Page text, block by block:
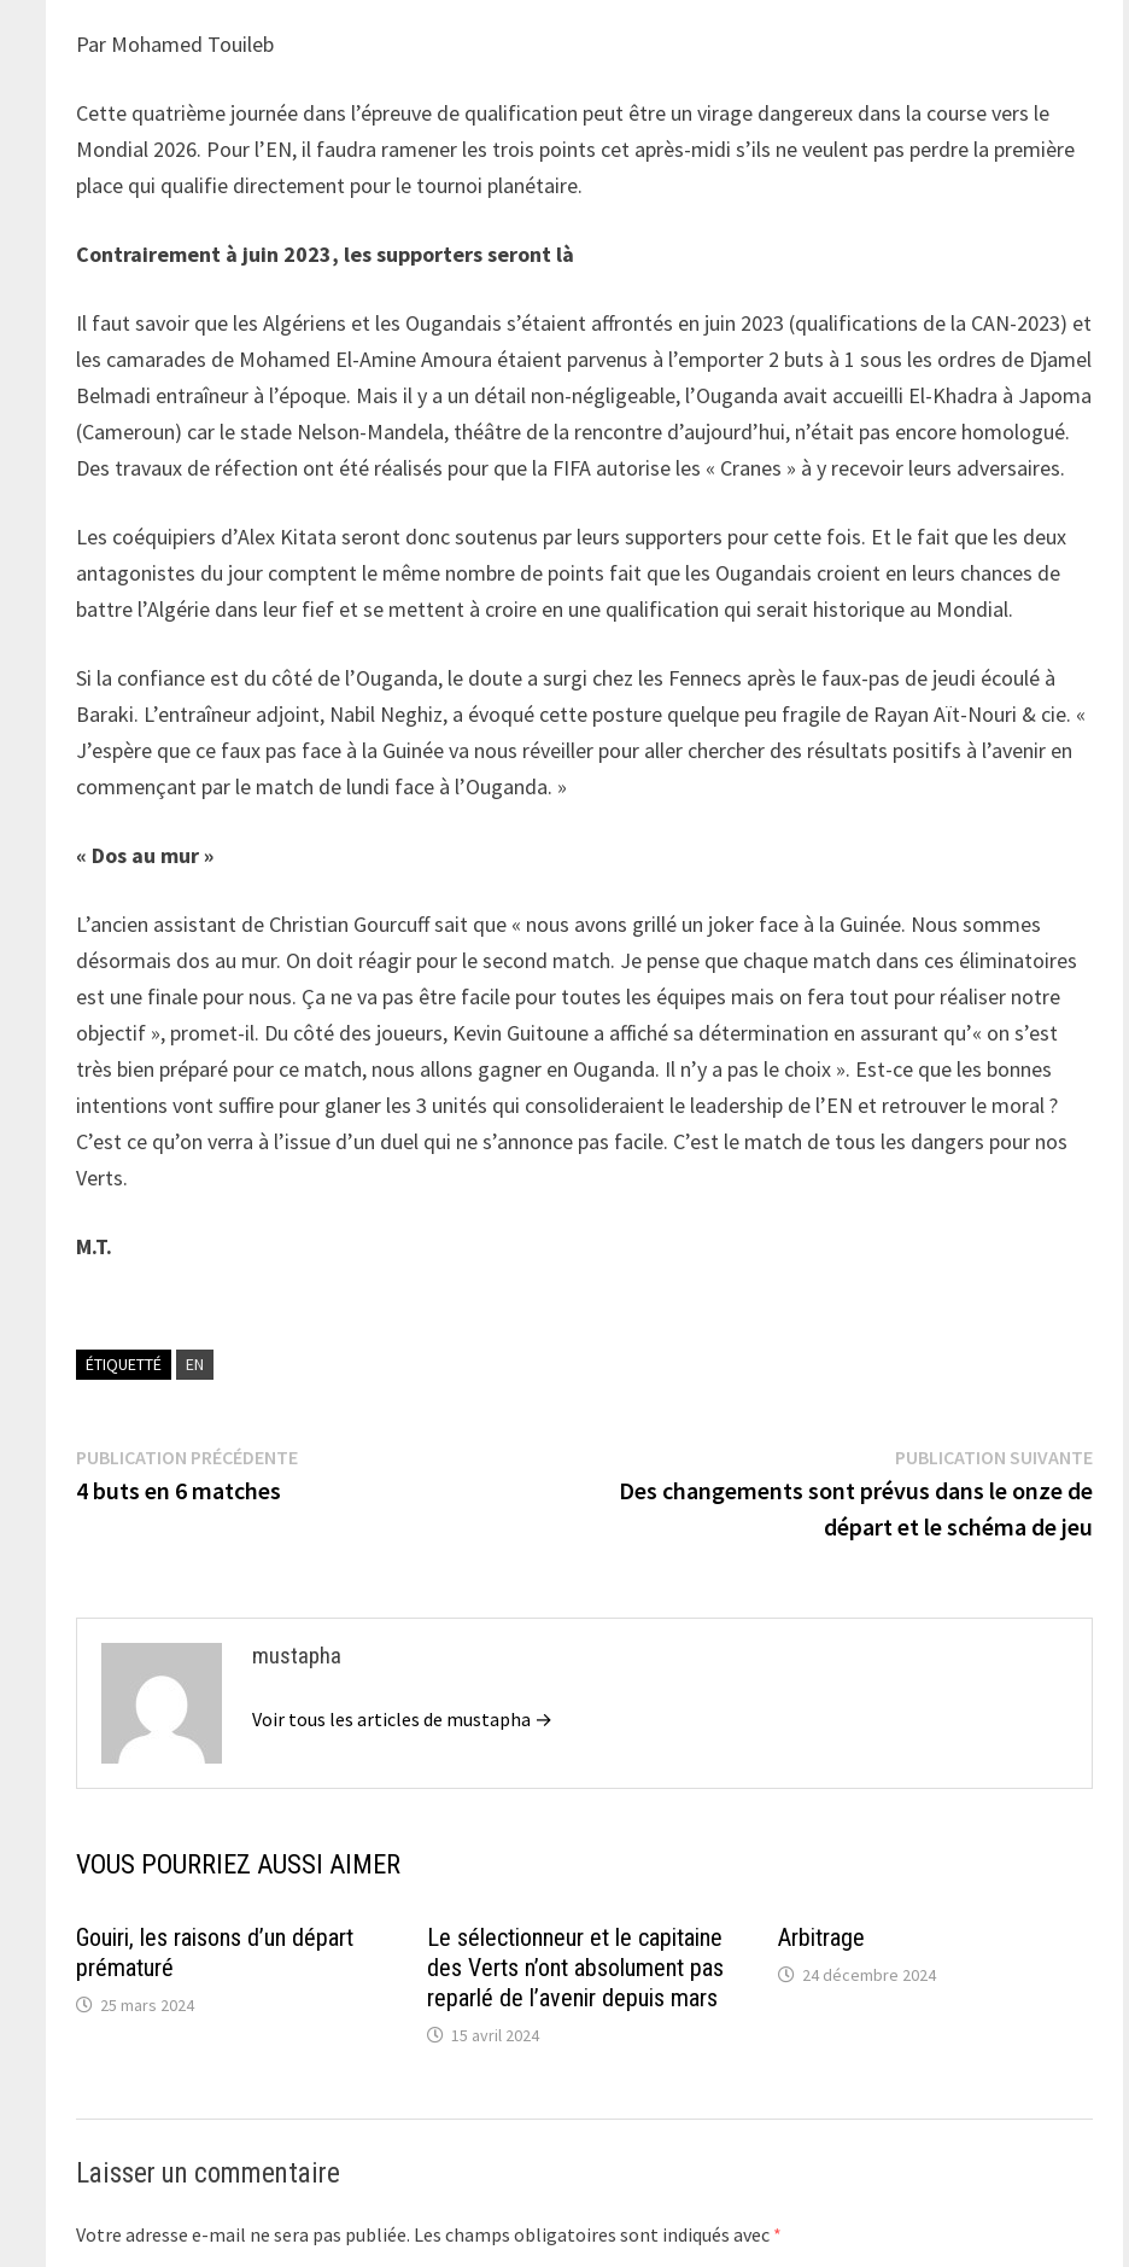
Par Mohamed Touileb
Cette quatrième journée dans l’épreuve de qualification peut être un virage dangereux dans la course vers le
Mondial 2026. Pour l’EN, il faudra ramener les trois points cet après-midi s’ils ne veulent pas perdre la première
place qui qualifie directement pour le tournoi planétaire.
Contrairement à juin 2023, les supporters seront là
Il faut savoir que les Algériens et les Ougandais s’étaient affrontés en juin 2023 (qualifications de la CAN-2023) et
les camarades de Mohamed El-Amine Amoura étaient parvenus à l’emporter 2 buts à 1 sous les ordres de Djamel
Belmadi entraîneur à l’époque. Mais il y a un détail non-négligeable, l’Ouganda avait accueilli El-Khadra à Japoma
(Cameroun) car le stade Nelson-Mandela, théâtre de la rencontre d’aujourd’hui, n’était pas encore homologué.
Des travaux de réfection ont été réalisés pour que la FIFA autorise les « Cranes » à y recevoir leurs adversaires.
Les coéquipiers d’Alex Kitata seront donc soutenus par leurs supporters pour cette fois. Et le fait que les deux
antagonistes du jour comptent le même nombre de points fait que les Ougandais croient en leurs chances de
battre l’Algérie dans leur fief et se mettent à croire en une qualification qui serait historique au Mondial.
Si la confiance est du côté de l’Ouganda, le doute a surgi chez les Fennecs après le faux-pas de jeudi écoulé à
Baraki. L’entraîneur adjoint, Nabil Neghiz, a évoqué cette posture quelque peu fragile de Rayan Aït-Nouri & cie. «
J’espère que ce faux pas face à la Guinée va nous réveiller pour aller chercher des résultats positifs à l’avenir en
commençant par le match de lundi face à l’Ouganda. »
« Dos au mur »
L’ancien assistant de Christian Gourcuff sait que « nous avons grillé un joker face à la Guinée. Nous sommes
désormais dos au mur. On doit réagir pour le second match. Je pense que chaque match dans ces éliminatoires
est une finale pour nous. Ça ne va pas être facile pour toutes les équipes mais on fera tout pour réaliser notre
objectif », promet-il. Du côté des joueurs, Kevin Guitoune a affiché sa détermination en assurant qu’« on s’est
très bien préparé pour ce match, nous allons gagner en Ouganda. Il n’y a pas le choix ». Est-ce que les bonnes
intentions vont suffire pour glaner les 3 unités qui consolideraient le leadership de l’EN et retrouver le moral ?
C’est ce qu’on verra à l’issue d’un duel qui ne s’annonce pas facile. C’est le match de tous les dangers pour nos
Verts.
M.T.
ÉTIQUETTÉ EN
Navigation
de
PUBLICATION PRÉCÉDENTEPublication
4 buts en 6 matches
PUBLICATION SUIVANTE
Des changements sont prévus dans le onze de
départ et le schéma de jeu
mustapha
Voir tous les articles de mustapha →
VOUS POURRIEZ AUSSI AIMER
Gouiri, les raisons d’un départ
prématuré
25 mars 2024
Le sélectionneur et le capitaine
des Verts n’ont absolument pas
reparlé de l’avenir depuis mars
15 avril 2024
Arbitrage
24 décembre 2024
Laisser un commentaire
Votre adresse e-mail ne sera pas publiée. Les champs obligatoires sont indiqués avec *